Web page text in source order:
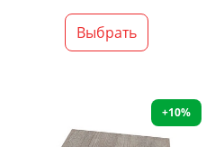
Выбрать
+10%